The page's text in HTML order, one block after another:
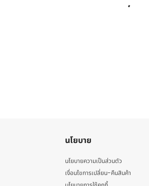
นโยบาย
นโยบายความเป็นส่วนตัว
เงื่อนไขการเปลี่ยน-คืนสินค้า